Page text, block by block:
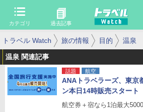
カテゴリ 過去記事
トラベル Watch 旅の情報 目的 温泉
温泉 関連記事
話題 航空
ANAトラベラーズ、東京
ン本日14時販売スタート
航空券＋宿なら1泊最大